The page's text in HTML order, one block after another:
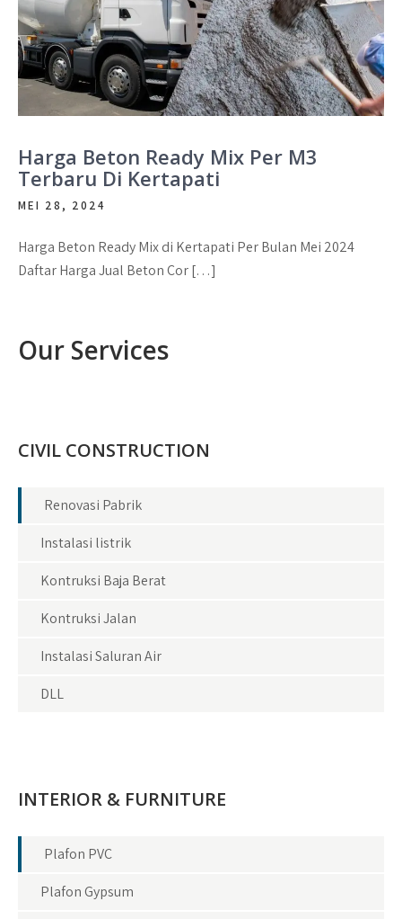
Harga Beton Ready Mix Per M3
Terbaru Di Kertapati
MEI 28, 2024
Harga Beton Ready Mix di Kertapati Per Bulan Mei 2024
Daftar Harga Jual Beton Cor […]
Our Services
CIVIL CONSTRUCTION
Renovasi Pabrik
Instalasi listrik
Kontruksi Baja Berat
Kontruksi Jalan
Instalasi Saluran Air
DLL
INTERIOR & FURNITURE
Plafon PVC
Plafon Gypsum